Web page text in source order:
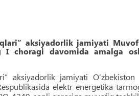
aksiyadorlik jamiyati
I choragi davomida amalga
aksiyadorlik jamiyati O‘zbekiston
elektr energetika